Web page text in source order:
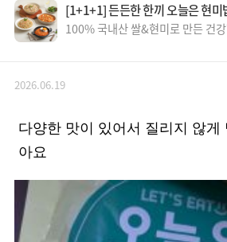
[1+1+1] 든든한 한끼 오늘은 현미
100% 국내산 쌀&현미로 만든 건
2026.06.19
다양한 맛이 있어서 질리지 않게
아요